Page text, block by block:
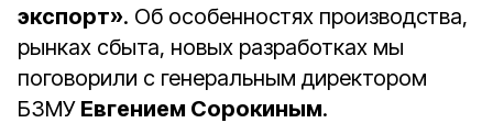
экспорт». Об особенностях производства,
рынках сбыта, новых разработках мы
поговорили с генеральным директором
БЗМУ Евгением Сорокиным.